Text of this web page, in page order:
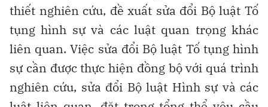
thiết nghiên cứu, đề xuất sửa đổi Bộ luật Tố
tụng hình sự và các luật quan trọng khác
liên quan. Việc sửa đổi Bộ luật Tố tụng hình
sự cần được thực hiện đồng bộ với quá trình
nghiên cứu, sửa đổi Bộ luật Hình sự và các